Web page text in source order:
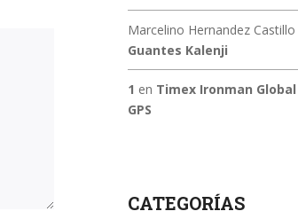
Marcelino Hernandez Castillo
Guantes Kalenji
1 en Timex Ironman
GPS
CATEGORÍAS